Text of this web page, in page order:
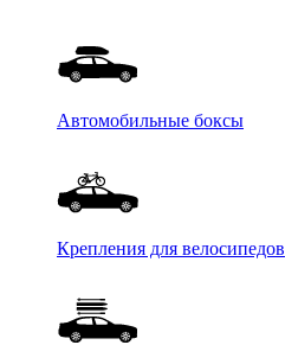
Автомобильные боксы
Крепления для велосипедов